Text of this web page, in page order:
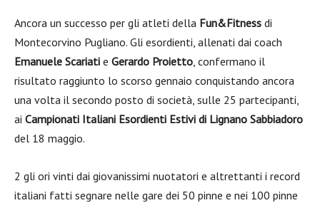
Ancora un successo per gli atleti della Fun&Fitness di
Montecorvino Pugliano. Gli esordienti, allenati dai coach
Emanuele Scariati e Gerardo Proietto, confermano il
risultato raggiunto lo scorso gennaio conquistando ancora
una volta il secondo posto di società, sulle 25 partecipanti,
ai Campionati Italiani Esordienti Estivi di Lignano Sabbiadoro
del 18 maggio.
2 gli ori vinti dai giovanissimi nuotatori e altrettanti i record
italiani fatti segnare nelle gare dei 50 pinne e nei 100 pinne